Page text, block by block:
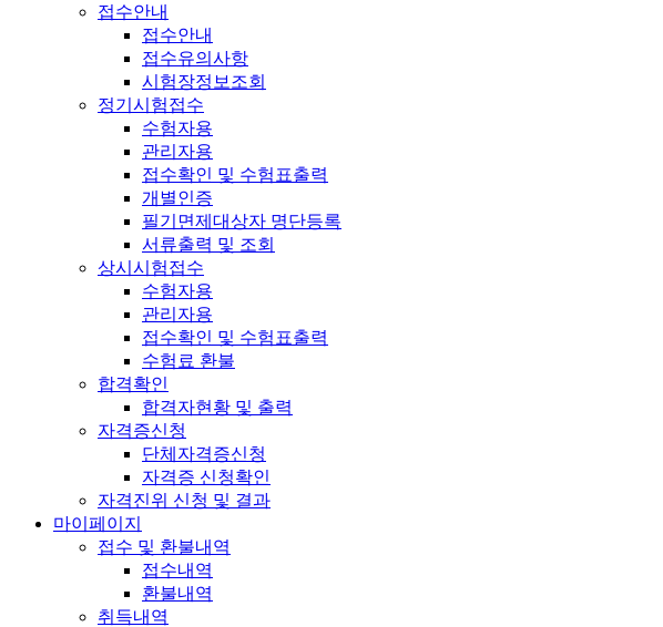
접수안내
접수안내
접수유의사항
시험장정보조회
정기시험접수
수험자용
관리자용
접수확인 및 수험표출력
개별인증
필기면제대상자 명단등록
서류출력 및 조회
상시시험접수
수험자용
관리자용
접수확인 및 수험표출력
수험료 환불
합격확인
합격자현황 및 출력
자격증신청
단체자격증신청
자격증 신청확인
자격진위 신청 및 결과
마이페이지
접수 및 환불내역
접수내역
환불내역
취득내역